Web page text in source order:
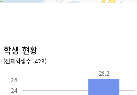
2026. 08. 13 목 ~ 2026. 08. 19 수
학생 현황
(전체학생수 : 423)
24
28
28.2